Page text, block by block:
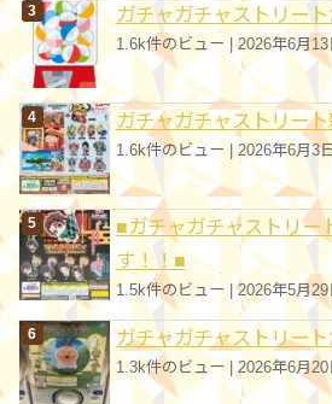
ガチャガチャストリー
1.6k件のビュー|2026年6月
ガチャガチャストリート
1.6k件のビュー |2026年6月3
■ガチャガチャストリー
す！！■
1.5k件のビュー|2026年5月
ガチャガチャストリー
1.3k件のビュー | 2026年6月